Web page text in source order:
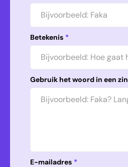
Betekenis *
Gebruik het woord in een zin
E-mailadres *